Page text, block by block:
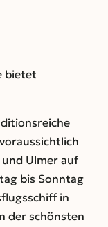
bietet
Ulmer auf
bis Sonntag
in
der schönsten